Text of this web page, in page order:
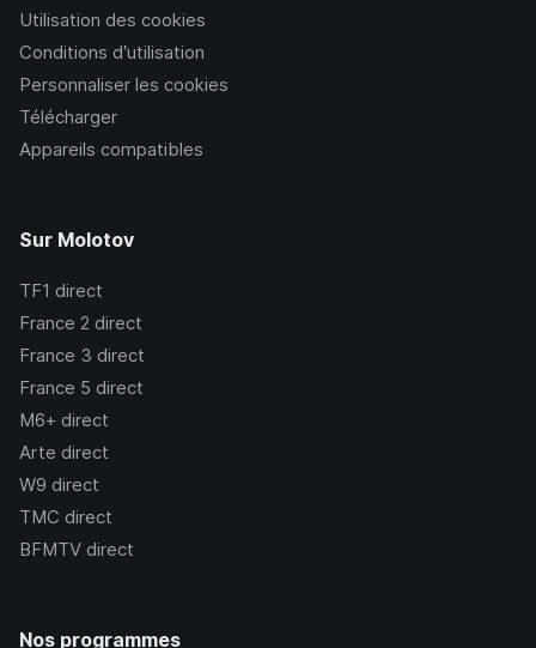
Utilisation des cookies
Conditions d’utilisation
Personnaliser les cookies
Télécharger
Appareils compatibles
Sur Molotov
TF1 direct
France 2 direct
France 3 direct
France 5 direct
M6+ direct
Arte direct
W9 direct
TMC direct
BFMTV direct
Nos programmes